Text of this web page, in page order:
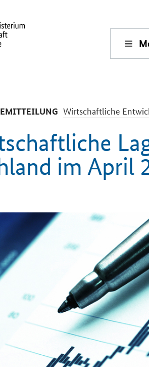
-
Wirtschaftliche
im April